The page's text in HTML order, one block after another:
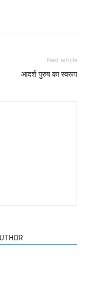
Next article
आदर्श पुरुष का स्वरूप